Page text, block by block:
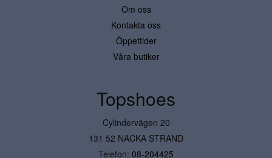
Om oss
Kontakta oss
Öppettider
Våra butiker
Topshoes
Cylindervägen 20
131 52 NACKA STRAND
Telefon: 08-204425